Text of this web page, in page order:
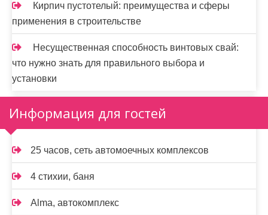
Кирпич пустотелый: преимущества и сферы
применения в строительстве
Несущественная способность винтовых свай:
что нужно знать для правильного выбора и
установки
Информация для гостей
25 часов, сеть автомоечных комплексов
4 стихии, баня
Alma, автокомплекс